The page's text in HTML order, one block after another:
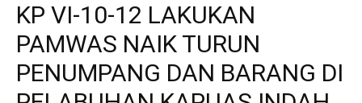
KP VI-10-12 LAKUKAN
PAMWAS NAIK TURUN
PENUMPANG DAN BARANG DI